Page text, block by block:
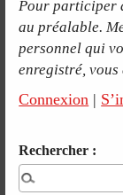
Pour participer
au préalable.
personnel qui
enregistré, vous
Connexion |
Rechercher :